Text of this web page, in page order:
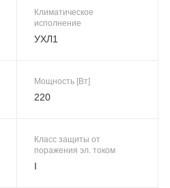
Климатическое
исполнение
УХЛ1
Мощность [Вт]
220
Класс защиты от
поражения эл. током
I